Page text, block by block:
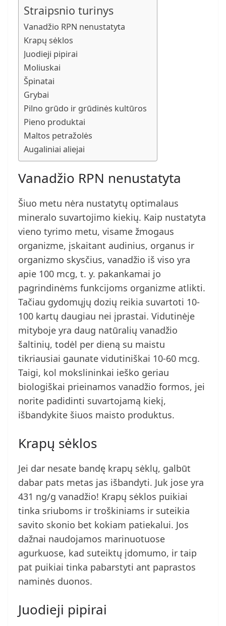
Straipsnio turinys
Vanadžio RPN nenustatyta
Krapų sėklos
Juodieji pipirai
Moliuskai
Špinatai
Grybai
Pilno grūdo ir grūdinės kultūros
Pieno produktai
Maltos petražolės
Augaliniai aliejai
Vanadžio RPN nenustatyta
Šiuo metu nėra nustatytų optimalaus
mineralo suvartojimo kiekių. Kaip nustatyta
vieno tyrimo metu, visame žmogaus
organizme, įskaitant audinius, organus ir
organizmo skysčius, vanadžio iš viso yra
apie 100 mcg, t. y. pakankamai jo
pagrindinėms funkcijoms organizme atlikti.
Tačiau gydomųjų dozių reikia suvartoti 10-
100 kartų daugiau nei įprastai. Vidutinėje
mityboje yra daug natūralių vanadžio
šaltinių, todėl per dieną su maistu
tikriausiai gaunate vidutiniškai 10-60 mcg.
Taigi, kol mokslininkai ieško geriau
biologiškai prieinamos vanadžio formos, jei
norite padidinti suvartojamą kiekį,
išbandykite šiuos maisto produktus.
Krapų sėklos
Jei dar nesate bandę krapų sėklų, galbūt
dabar pats metas jas išbandyti. Juk jose yra
431 ng/g vanadžio! Krapų sėklos puikiai
tinka sriuboms ir troškiniams ir suteikia
savito skonio bet kokiam patiekalui. Jos
dažnai naudojamos marinuotuose
agurkuose, kad suteiktų įdomumo, ir taip
pat puikiai tinka pabarstyti ant paprastos
naminės duonos.
Juodieji pipirai